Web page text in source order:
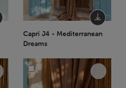
Capri J4 - Mediterranean
Dreams